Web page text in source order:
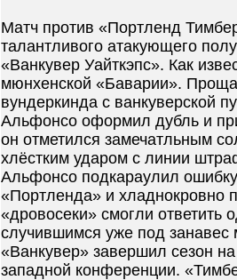
Матч против «Портленд
талантливого атакующего
«Ванкувер Уайткэпс». Как
мюнхенской «Баварии».
вундеркинда с ванкуверской
Альфонсо оформил дубль и
он отметился замечатльным
хлёстким ударом с линии
Альфонсо подкараулил
«Портленда» и хладнокровно
«дровосеки» смогли ответить
случившимся уже под
«Ванкувер» завершил сезон
западной конференции.